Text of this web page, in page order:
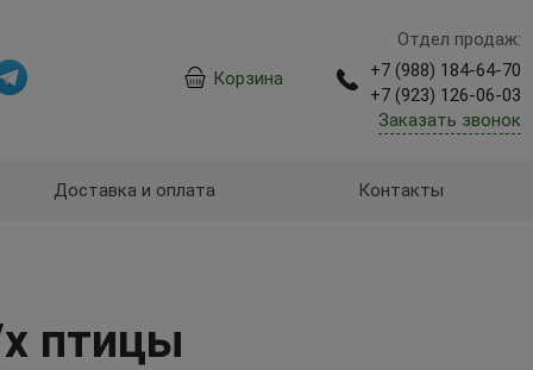
Корзина
Отдел продаж:
+7 (988) 184-64-70
+7 (923) 126-06-03
Заказать звонок
Доставка и оплата Контакты
птицы